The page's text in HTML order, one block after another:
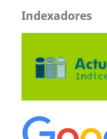
Indexadores